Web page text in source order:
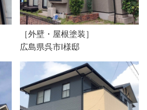
［外壁・屋根塗装］
広島県呉市I様邸